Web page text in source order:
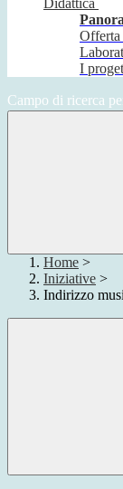
Didattica
Offerta
I
Campo di ricerca
Home >
Iniziative >
Indirizzo